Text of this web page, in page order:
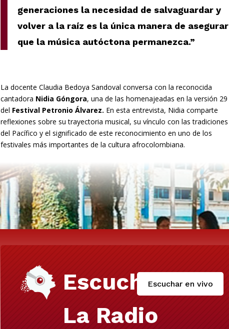
generaciones la necesidad de salvaguardar y
volver a la raíz es la única manera de asegurar
que la música autóctona permanezca.”
La docente Claudia Bedoya Sandoval conversa con la reconocida
cantadora Nidia Góngora, una de las homenajeadas en la versión 29
del Festival Petronio Álvarez. En esta entrevista, Nidia comparte
reflexiones sobre su trayectoria musical, su vínculo con las tradiciones
del Pacífico y el significado de este reconocimiento en uno de los
festivales más importantes de la cultura afrocolombiana.
Escucha
La Radio
Escuchar en vivo